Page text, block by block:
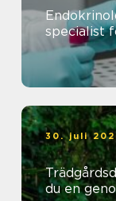
Endokrinolog
specialist
30. juli
du en